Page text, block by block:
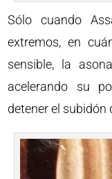
Sólo cuando
extremos, en
sensible, la
acelerando su
detener el subidón